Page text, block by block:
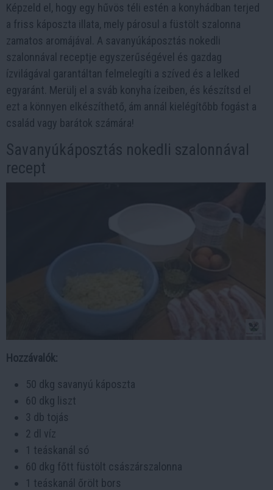
Képzeld el, hogy egy hűvös téli estén a konyhádban terjed
a friss káposzta illata, mely párosul a füstölt szalonna
zamatos aromájával. A savanyúkáposztás nokedli
szalonnával receptje egyszerűségével és gazdag
ízvilágával garantáltan felmelegíti a szíved és a lelked
egyaránt. Merülj el a sváb konyha ízeiben, és készítsd el
ezt a könnyen elkészíthető, ám annál kielégítőbb fogást a
család vagy barátok számára!
Savanyúkáposztás nokedli szalonnával
recept
Hozzávalók:
50 dkg savanyú káposzta
60 dkg liszt
3 db tojás
2 dl víz
1 teáskanál só
60 dkg főtt füstölt császárszalonna
1 teáskanál őrölt bors